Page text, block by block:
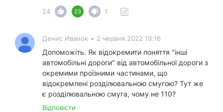
24
23 1
Денис Иванок • 2 червня 2022 19:16
Допоможіть. Як відокремити поняття "інші
автомобільні дороги" від автомобільної дороги з
окремими проїзними частинами, що
відокремлені розділювальною смугою? Тут же
є розділювальною смуга, чому не 110?
Відповісти